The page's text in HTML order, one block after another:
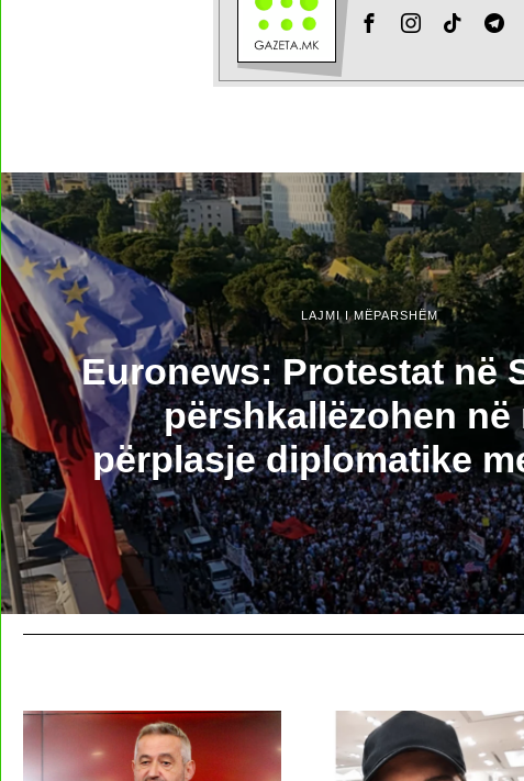
LAJMI I MËPARSHËM
Euronews: Protestat në
përshkallëzohen në
përplasje diplomatike